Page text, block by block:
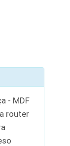
- MDF
router